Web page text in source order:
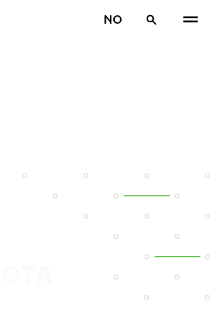
NO